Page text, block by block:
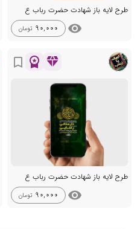
طرح لایه باز شهادت حضرت رباب ع
visibility
90,000 تومان
diamond
workspace_premium
bookmark_border
طرح لایه باز شهادت حضرت رباب ع
visibility
90,000 تومان